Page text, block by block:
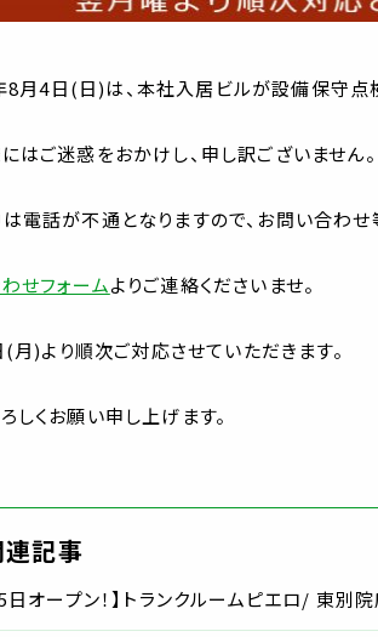
月4日(日)は、本社入居ビルが設備保守点
はご迷惑をおかけし、申し訳ございません。
電話が不通となりますので、お問い合わせ
せフォームよりご連絡くださいませ。
月)より順次ご対応させていただきます。
しくお願い申し上げます。
連記事
日オープン！】トランクルームピエロ/ 東別